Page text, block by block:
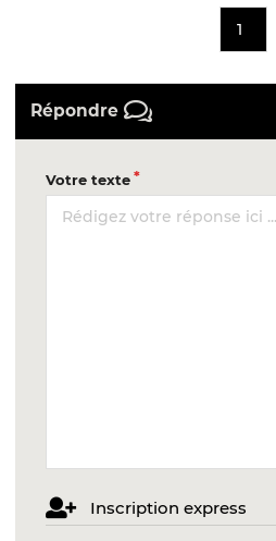
1
Répondre
Votre texte
Inscription express